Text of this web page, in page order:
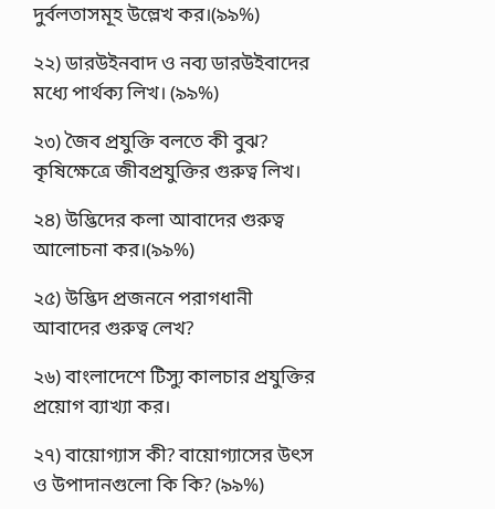
দুর্বলতাসমূহ উল্লেখ কর।(৯৯%)
২২) ডারউইনবাদ ও নব্য ডারউইবাদের
মধ্যে পার্থক্য লিখ। (৯৯%)
২৩) জৈব প্রযুক্তি বলতে কী বুঝ?
কৃষিক্ষেত্রে জীবপ্রযুক্তির গুরুত্ব লিখ।
২৪) উদ্ভিদের কলা আবাদের গুরুত্ব
আলােচনা কর।(৯৯%)
২৫) উদ্ভিদ প্রজননে পরাগধানী
আবাদের গুরুত্ব লেখ?
২৬) বাংলাদেশে টিস্যু কালচার প্রযুক্তির
প্রয়ােগ ব্যাখ্যা কর।
২৭) বায়ােগ্যাস কী? বায়ােগ্যাসের উৎস
ও উপাদানগুলাে কি কি? (৯৯%)